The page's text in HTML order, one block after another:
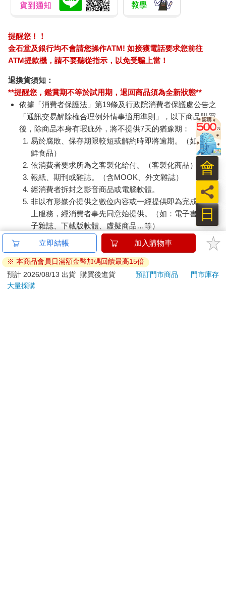
提醒您！！
金石堂及銀行均不會請您操作ATM! 如接獲電話要求您前往
ATM提款機，請不要聽從指示，以免受騙上當！
退換貨須知：
**提醒您，鑑賞期不等於試用期，退回商品須為全新狀態**
依據「消費者保護法」第19條及行政院消費者保護處公告之
「通訊交易解除權合理例外情事適用準則」，以下商品購買
後，除商品本身有瑕疵外，將不提供7天的猶豫期：
易於腐敗、保存期限較短或解約時即將逾期。（如：生
鮮食品）
依消費者要求所為之客製化給付。（客製化商品）
報紙、期刊或雜誌。（含MOOK、外文雜誌）
經消費者拆封之影音商品或電腦軟體。
非以有形媒介提供之數位內容或一經提供即為完成之線
上服務，經消費者事先同意始提供。（如：電子書、電
子雜誌、下載版軟體、虛擬商品…等）
已拆封之個人衛生用品。（如：內衣褲、刮鬍刀、除毛
刀…等）
若非上列種類商品，均享有到貨7天的猶豫期（含例假
日）。
辦理退換貨時，商品（組合商品恕無法接受單獨退貨）必須
立即結帳 加入購物車
※ 本商品會員日滿額金幣加碼回饋最高15倍
預計 2026/08/13 出貨
購買後進貨 預訂門市商品
門市庫存
大量採購
日
員
會